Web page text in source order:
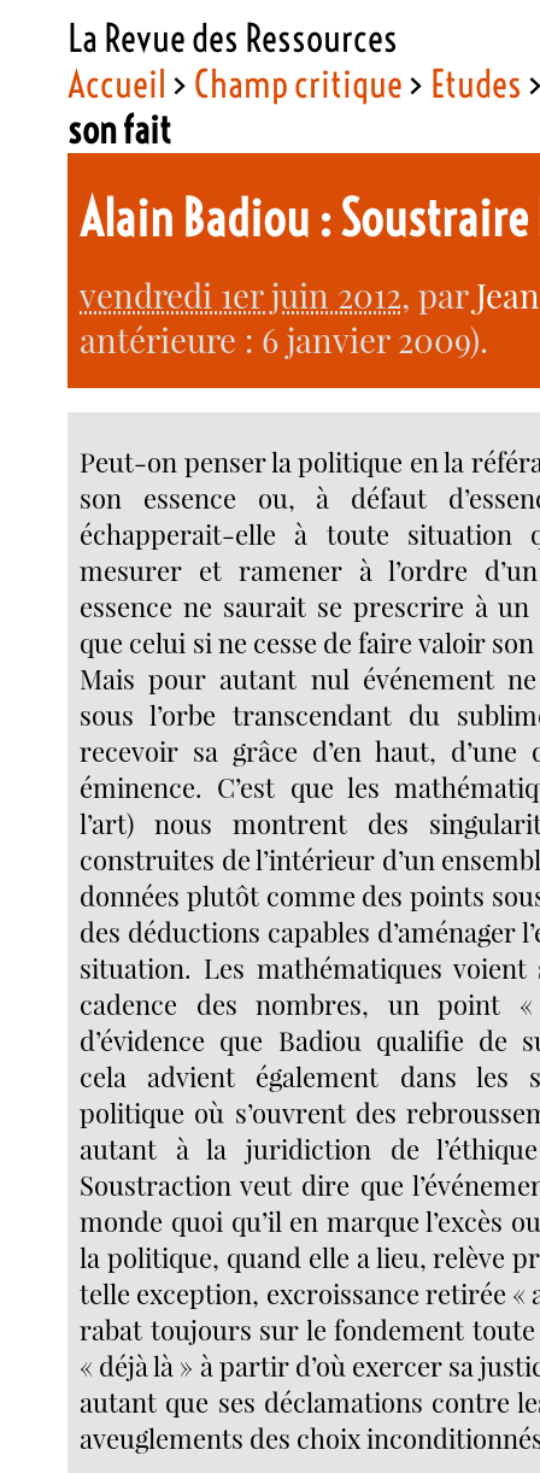
La Revue des Ressources
Accueil > Champ critique> Etudes
son fait
Alain Badiou :
vendredi 1er juin 2012, par
antérieure : 6 janvier 2009).
Peut-on penser la politique en la
son essence ou, à défaut
échapperait-elle à toute situation
mesurer et ramener à l’ordre
essence ne saurait se prescrire à un
que celui si ne cesse de faire valoir
Mais pour autant nul événement
sous l’orbe transcendant du
recevoir sa grâce d’en haut, d’une
éminence. C’est que les
l’art) nous montrent des
construites de l’intérieur d’un
données plutôt comme des points
des déductions capables d’aménager
situation. Les mathématiques voient
cadence des nombres, un point
d’évidence que Badiou qualifie de
cela advient également dans les
politique où s’ouvrent des
autant à la juridiction de
Soustraction veut dire que
monde quoi qu’il en marque l’excès
la politique, quand elle a lieu, relève
telle exception, excroissance retirée «
rabat toujours sur le fondement
« déjà là » à partir d’où exercer sa
autant que ses déclamations contre
aveuglements des choix